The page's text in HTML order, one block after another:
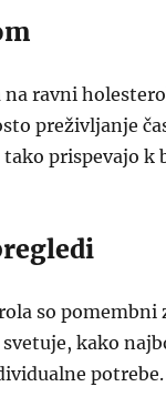
ravni
preživljanje
prispevajo k
so pomembni
kako
potrebe.